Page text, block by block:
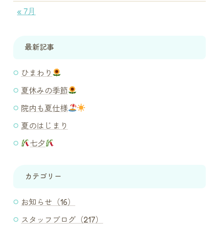
« 7月
最新記事
ひまわり
夏休みの季節
院内も夏仕様
夏のはじまり
七夕
カテゴリー
お知らせ（16）
スタッフブログ（217）